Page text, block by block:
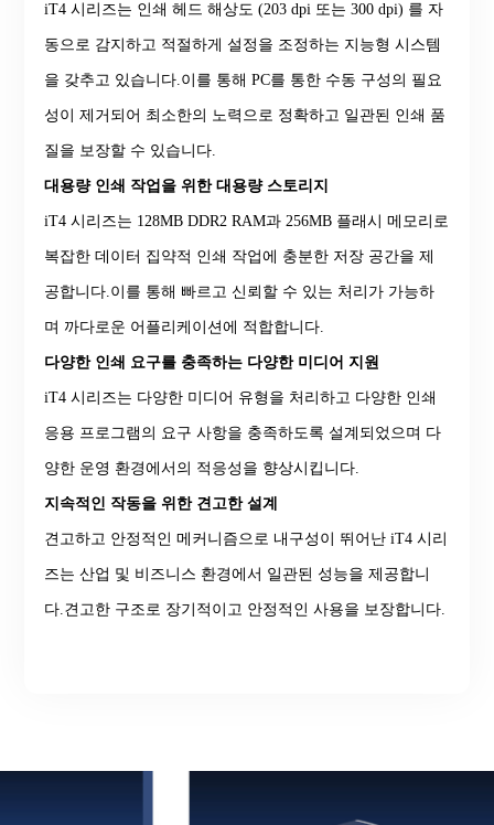
iT4 시리즈는 인쇄 헤드 해상도 (203 dpi 또는 300 dpi) 를 자
동으로 감지하고 적절하게 설정을 조정하는 지능형 시스템
을 갖추고 있습니다.이를 통해 PC를 통한 수동 구성의 필요
성이 제거되어 최소한의 노력으로 정확하고 일관된 인쇄 품
질을 보장할 수 있습니다.
대용량 인쇄 작업을 위한 대용량 스토리지
iT4 시리즈는 128MB DDR2 RAM과 256MB 플래시 메모리로
복잡한 데이터 집약적 인쇄 작업에 충분한 저장 공간을 제
공합니다.이를 통해 빠르고 신뢰할 수 있는 처리가 가능하
며 까다로운 어플리케이션에 적합합니다.
다양한 인쇄 요구를 충족하는 다양한 미디어 지원
iT4 시리즈는 다양한 미디어 유형을 처리하고 다양한 인쇄
응용 프로그램의 요구 사항을 충족하도록 설계되었으며 다
양한 운영 환경에서의 적응성을 향상시킵니다.
지속적인 작동을 위한 견고한 설계
견고하고 안정적인 메커니즘으로 내구성이 뛰어난 iT4 시리
즈는 산업 및 비즈니스 환경에서 일관된 성능을 제공합니
다.견고한 구조로 장기적이고 안정적인 사용을 보장합니다.